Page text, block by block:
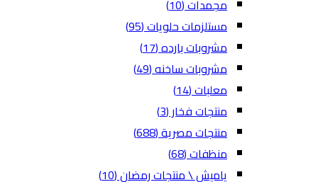
مجمدات(10)
مستلزمات حلويات(95)
مشروبات بارده(17)
مشروبات ساخنه(49)
معلبات(14)
منتجات فخار(3)
منتجات مصرية(688)
منظفات(68)
ياميش \ منتجات رمضان(10)